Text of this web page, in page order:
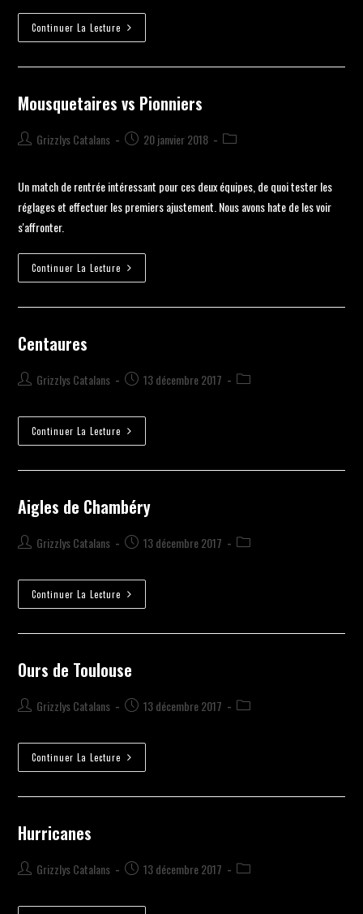
Continuer La Lecture
Mousquetaires vs Pionniers
Grizzlys Catalans 20 janvier 2018
Un match de rentrée intéressant pour ces deux équipes, de quoi tester les
réglages et effectuer les premiers ajustement. Nous avons hate de les voir
s'affronter.
Continuer La Lecture
Centaures
Grizzlys Catalans 13 décembre 2017
Continuer La Lecture
Aigles de Chambéry
Grizzlys Catalans 13 décembre 2017
Continuer La Lecture
Ours de Toulouse
Grizzlys Catalans 13 décembre 2017
Continuer La Lecture
Hurricanes
Grizzlys Catalans 13 décembre 2017